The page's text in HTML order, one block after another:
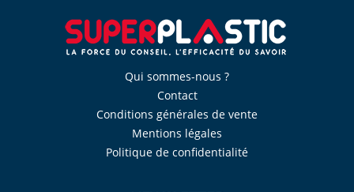
Qui sommes-nous ?
Contact
Conditions générales de vente
Mentions légales
Politique de confidentialité